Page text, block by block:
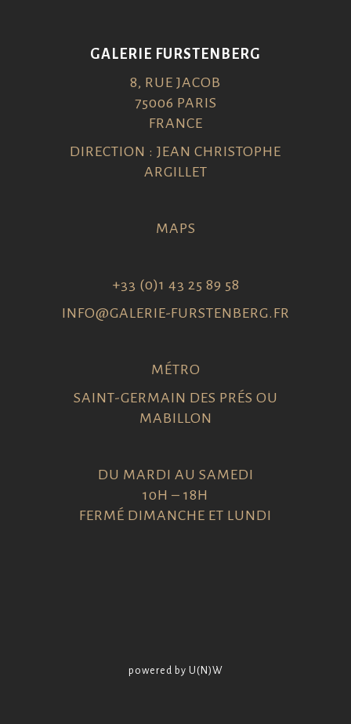
GALERIE FURSTENBERG
8, RUE JACOB
75006 PARIS
FRANCE
DIRECTION : JEAN CHRISTOPHE
ARGILLET
MAPS
+33 (0)1 43 25 89 58
INFO@GALERIE-FURSTENBERG.FR
MÉTRO
SAINT-GERMAIN DES PRÉS OU
MABILLON
DU MARDI AU SAMEDI
10H – 18H
FERMÉ DIMANCHE ET LUNDI
powered by U(N)W